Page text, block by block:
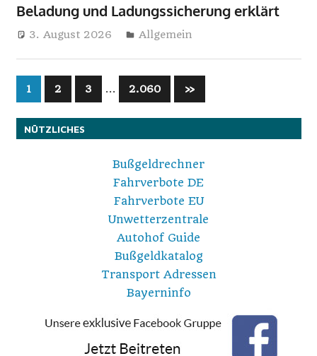
Beladung und Ladungssicherung erklärt
3. August 2026 Iris (Redaktion)
Allgemein
Seitennummerierung
der
Beiträge
1 2 3 … 2.060
Nächste
Beiträge
»
NÜTZLICHES
Bußgeldrechner
Fahrverbote DE
Fahrverbote EU
Unwetterzentrale
Autohof Guide
Bußgeldkatalog
Transport Adressen
Bayerninfo